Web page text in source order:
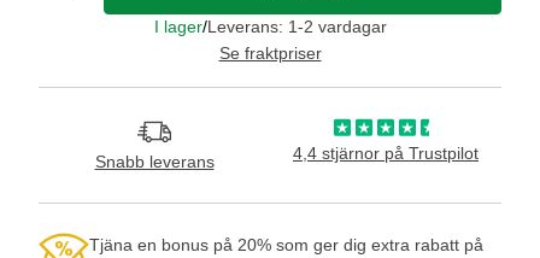
I lager/Leverans: 1-2 vardagar
Se fraktpriser
Snabb leverans 4,4 stjärnor på Trustpilot
Tjäna en bonus på 20% som ger dig extra rabatt på